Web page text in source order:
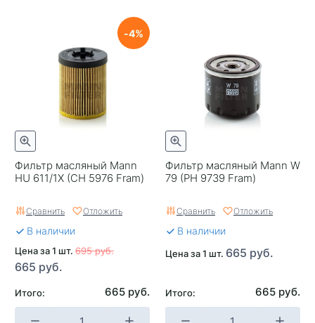
Фильтр масляный Mann
HU 611/1X (CH 5976 Fram)
4
Сравнить Отложить
В наличии
Цена за 1 шт. 695 руб.
665 руб.
Итого: 665 руб.
Фильтр масляный Mann W
79 (PH 9739 Fram)
Сравнить Отложить
В наличии
Цена за 1 шт. 665 руб.
Итого: 665 руб.